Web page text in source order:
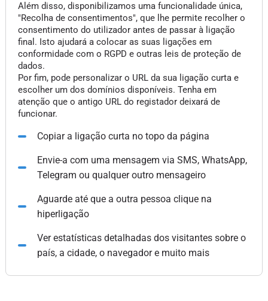
Além disso, disponibilizamos uma funcionalidade única,
"Recolha de consentimentos", que lhe permite recolher o
consentimento do utilizador antes de passar à ligação
final. Isto ajudará a colocar as suas ligações em
conformidade com o RGPD e outras leis de proteção de
dados.
Por fim, pode personalizar o URL da sua ligação curta e
escolher um dos domínios disponíveis. Tenha em
atenção que o antigo URL do registador deixará de
funcionar.
Copiar a ligação curta no topo da página
Envie-a com uma mensagem via SMS, WhatsApp,
Telegram ou qualquer outro mensageiro
Aguarde até que a outra pessoa clique na
hiperligação
Ver estatísticas detalhadas dos visitantes sobre o
país, a cidade, o navegador e muito mais